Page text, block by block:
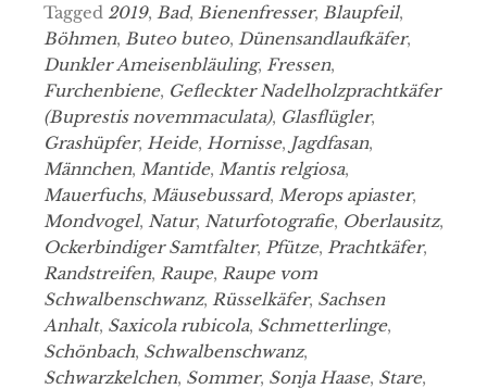
Tagged 2019, Bad, Bienenfresser, Blaupfeil,
Böhmen, Buteo buteo, Dünensandlaufkäfer,
Dunkler Ameisenbläuling, Fressen,
Furchenbiene, Gefleckter Nadelholzprachtkäfer
(Buprestis novemmaculata), Glasflügler,
Grashüpfer, Heide, Hornisse, Jagdfasan,
Männchen, Mantide, Mantis relgiosa,
Mauerfuchs, Mäusebussard, Merops apiaster,
Mondvogel, Natur, Naturfotografie, Oberlausitz,
Ockerbindiger Samtfalter, Pfütze, Prachtkäfer,
Randstreifen, Raupe, Raupe vom
Schwalbenschwanz, Rüsselkäfer, Sachsen
Anhalt, Saxicola rubicola, Schmetterlinge,
Schönbach, Schwalbenschwanz,
Schwarzkelchen, Sommer, Sonja Haase, Stare,